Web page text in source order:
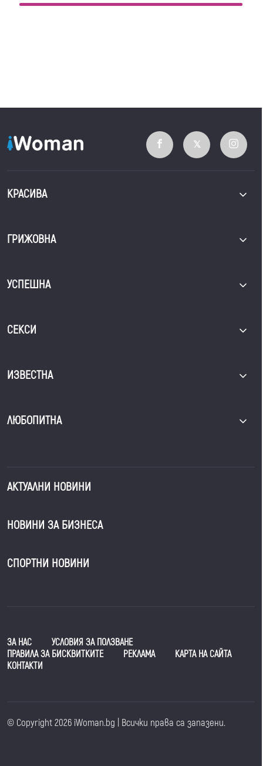
КРАСИВА
ГРИЖОВНА
УСПЕШНА
СЕКСИ
ИЗВЕСТНА
ЛЮБОПИТНА
АКТУАЛНИ НОВИНИ
НОВИНИ ЗА БИЗНЕСА
СПОРТНИ НОВИНИ
ЗА НАС
УСЛОВИЯ ЗА ПОЛЗВАНЕ
ПРАВИЛА ЗА БИСКВИТКИТЕ
РЕКЛАМА
КАРТА НА САЙТА
КОНТАКТИ
© Copyright 2026 iWoman.bg | Всички права са запазени.